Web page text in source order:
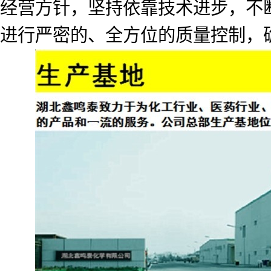
经营方针，坚持依靠技术进步，
进行严密的、全方位的质量控制